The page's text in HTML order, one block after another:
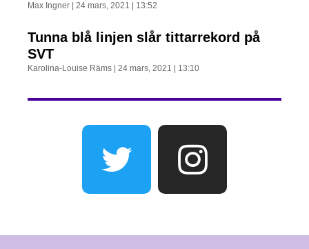
Max Ingner 24 mars, 2021 13:52
Tunna blå linjen slår tittarrekord på
SVT
Karolina-Louise Räms 24 mars, 2021 13:10